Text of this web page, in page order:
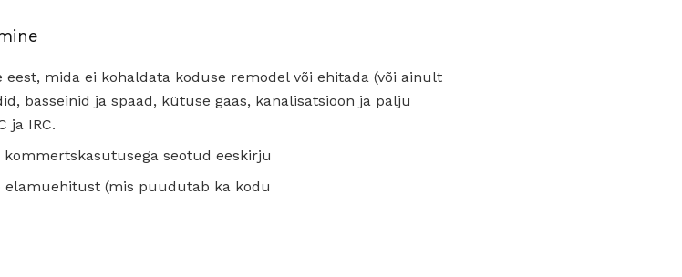
mida ei kohaldata koduse remodel või ehitada (või ainult
basseinid ja spaad, kütuse gaas, kanalisatsioon ja palju
ja IRC.
seotud eeskirju
elamuehitust (mis puudutab ka kodu